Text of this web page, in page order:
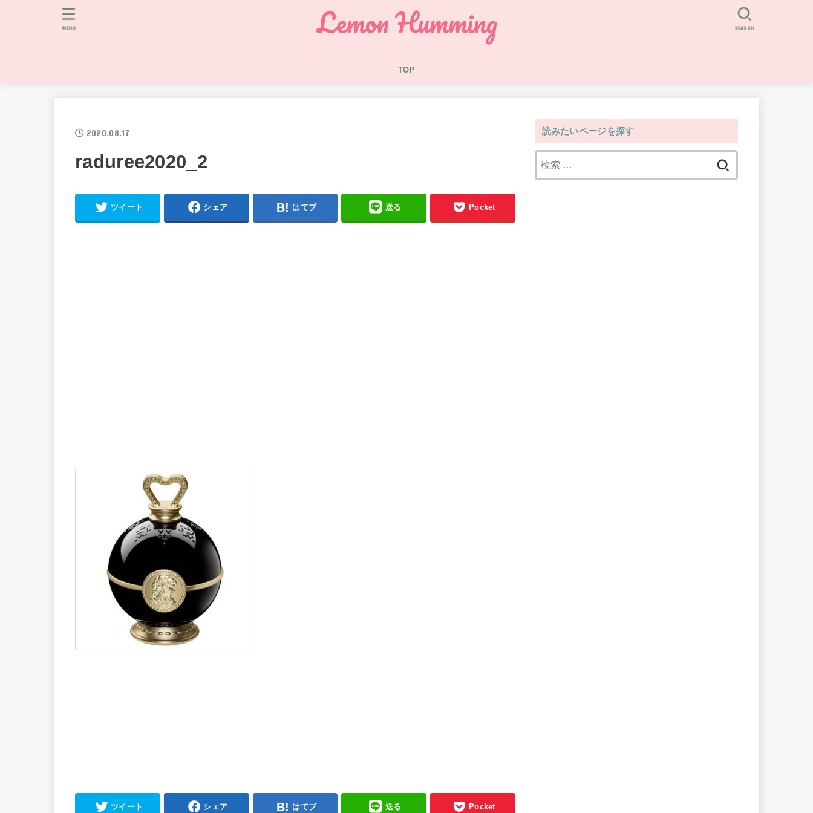
TOP
SEARCH
MENU
2020.08.17
raduree2020_2
ツイート シェア はてブ 送る Pocket
ツイート シェア はてブ 送る Pocket
読みたいページを探す